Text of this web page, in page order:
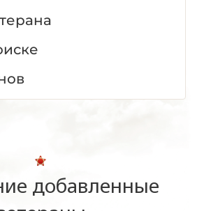
добавленные